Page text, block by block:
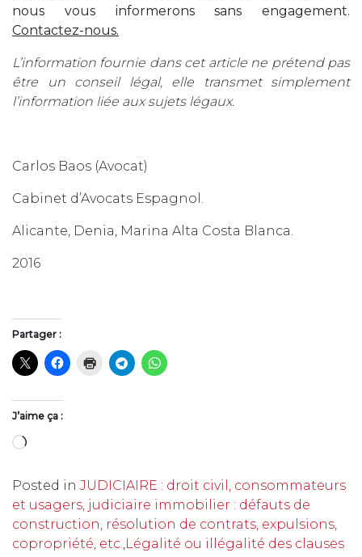
nous vous informerons sans engagement.
Contactez-nous.
L’information fournie dans cet article ne prétend pas
être un conseil légal, elle transmet simplement
l’information liée aux sujets légaux.
Carlos Baos (Avocat)
Cabinet d’Avocats Espagnol.
Alicante, Denia, Marina Alta Costa Blanca.
2016
Partager :
J’aime ça :
Chargement…
Posted in JUDICIAIRE : droit civil, consommateurs
et usagers, judiciaire immobilier : défauts de
construction, résolution de contrats, expulsions,
copropriété, etc. Légalité ou illégalité des clauses